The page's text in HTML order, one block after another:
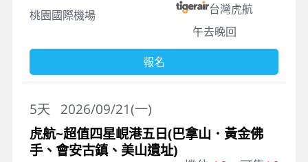
桃園國際機場
台灣虎航
午去晚回
報名
2026/09/21(一)
5天
虎航~超值四星峴港五日(巴拿山．黃金佛
手、會安古鎮、美山遺址)